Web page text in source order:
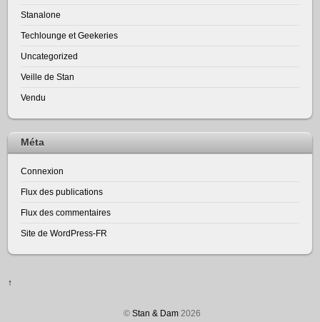
Stanalone
Techlounge et Geekeries
Uncategorized
Veille de Stan
Vendu
Méta
Connexion
Flux des publications
Flux des commentaires
Site de WordPress-FR
↑
© Stan & Dam2026